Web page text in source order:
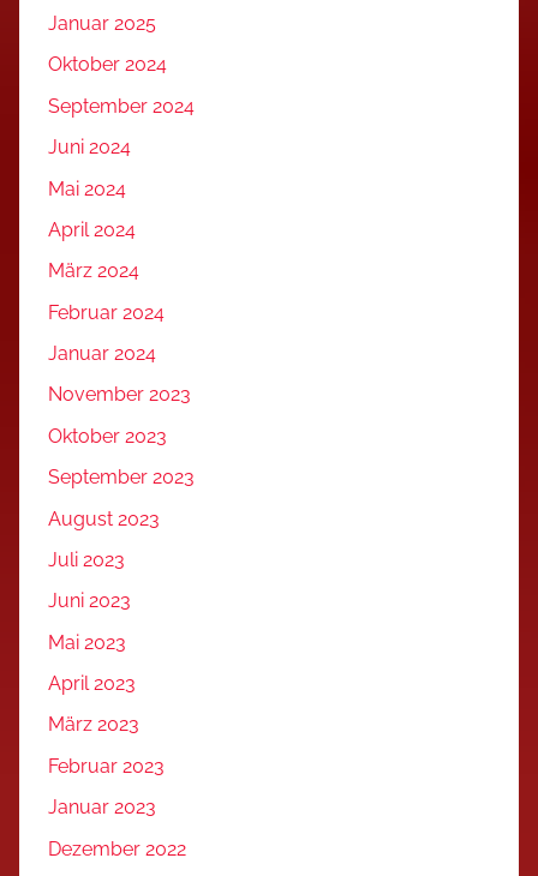
Januar 2025
Oktober 2024
September 2024
Juni 2024
Mai 2024
April 2024
März 2024
Februar 2024
Januar 2024
November 2023
Oktober 2023
September 2023
August 2023
Juli 2023
Juni 2023
Mai 2023
April 2023
März 2023
Februar 2023
Januar 2023
Dezember 2022